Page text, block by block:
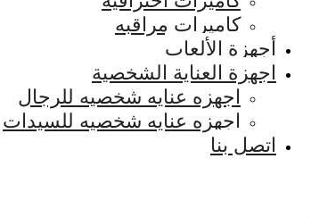
كاميرات مراقبه
أجهزة الألعاب
اجهزة العناية الشخصية
اجهزه عنايه شخصيه للرجال
اجهزه عنايه شخصيه للسيدات
اتصل بنا